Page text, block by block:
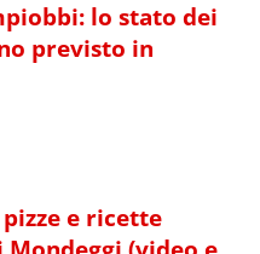
lo stato dei
previsto in
e ricette